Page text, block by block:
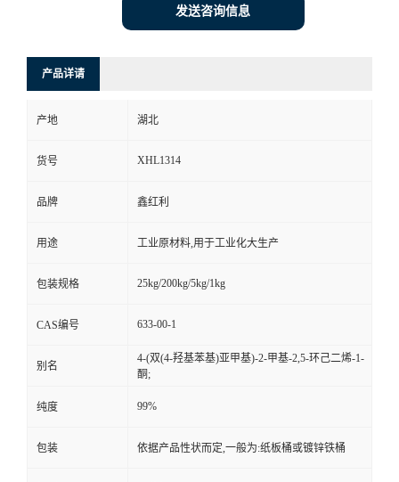
发送咨询信息
产品详请
产地 湖北
货号 XHL1314
品牌 鑫红利
用途 工业原材料,用于工业化大生产
包装规格 25kg/200kg/5kg/1kg
CAS编号 633-00-1
别名
4-(双(4-羟基苯基)亚甲基)-2-甲基-2,5-环己二烯-1-
酮;
纯度 99%
包装 依据产品性状而定,一般为:纸板桶或镀锌铁桶